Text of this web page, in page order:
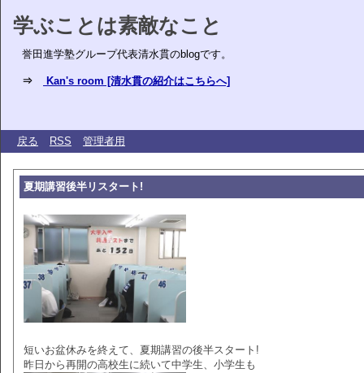
学ぶことは素敵なこと
誉田進学塾グループ代表清水貫のblogです。
⇒ Kan's room [清水貫の紹介はこちらへ]
戻る RSS 管理者用
夏期講習後半リスタート!
短いお盆休みを終えて、夏期講習の後半スタート!
昨日から再開の高校生に続いて中学生、小学生も